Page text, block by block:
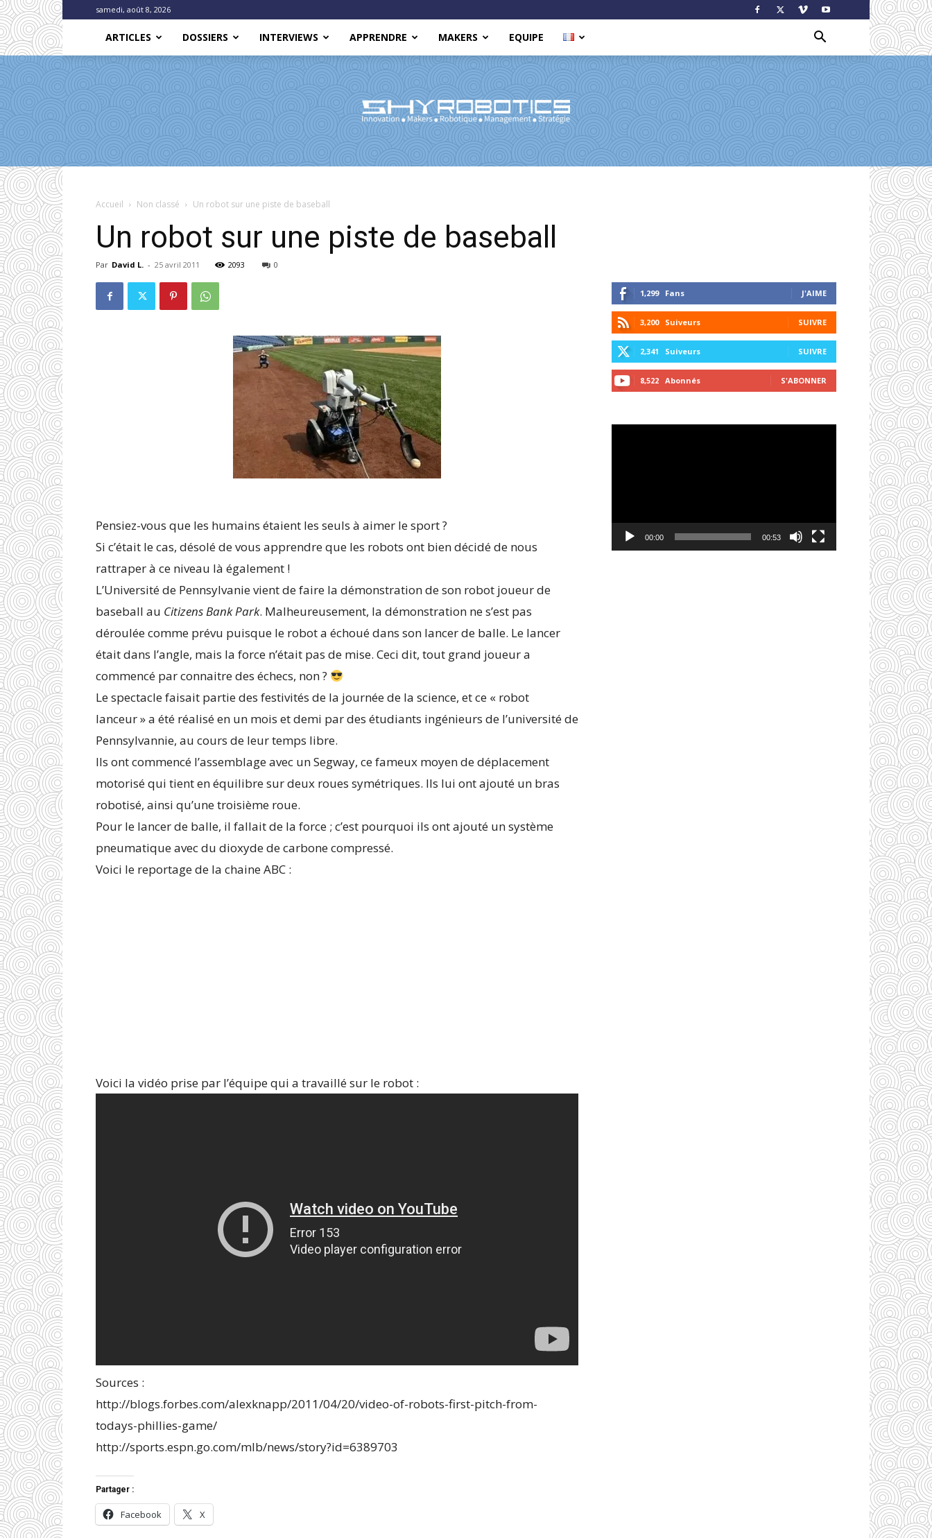
samedi, août 8, 2026
ARTICLES DOSSIERS INTERVIEWS APPRENDRE MAKERS EQUIPE
Accueil Non classé Un robot sur une piste de baseball
Un robot sur une piste de baseball
Par David L. - 25 avril 2011 2093 0
Pensiez-vous que les humains étaient les seuls à aimer le sport ?
Si c’était le cas, désolé de vous apprendre que les robots ont bien décidé de nous
rattraper à ce niveau là également !
L’Université de Pennsylvanie vient de faire la démonstration de son robot joueur de
baseball au Citizens Bank Park. Malheureusement, la démonstration ne s’est pas
déroulée comme prévu puisque le robot a échoué dans son lancer de balle. Le lancer
était dans l’angle, mais la force n’était pas de mise. Ceci dit, tout grand joueur a
commencé par connaitre des échecs, non ?
Le spectacle faisait partie des festivités de la journée de la science, et ce « robot
lanceur » a été réalisé en un mois et demi par des étudiants ingénieurs de l’université de
Pennsylvannie, au cours de leur temps libre.
Ils ont commencé l’assemblage avec un Segway, ce fameux moyen de déplacement
motorisé qui tient en équilibre sur deux roues symétriques. Ils lui ont ajouté un bras
robotisé, ainsi qu’une troisième roue.
Pour le lancer de balle, il fallait de la force ; c’est pourquoi ils ont ajouté un système
pneumatique avec du dioxyde de carbone compressé.
Voici le reportage de la chaine ABC :
Voici la vidéo prise par l’équipe qui a travaillé sur le robot :
Sources :
http://blogs.forbes.com/alexknapp/2011/04/20/video-of-robots-first-pitch-from-
todays-phillies-game/
http://sports.espn.go.com/mlb/news/story?id=6389703
Partager :
Facebook X
1,299 Fans J'AIME
3,200 Suiveurs SUIVRE
2,341 Suiveurs SUIVRE
8,522 Abonnés S'ABONNER
00:00 00:53